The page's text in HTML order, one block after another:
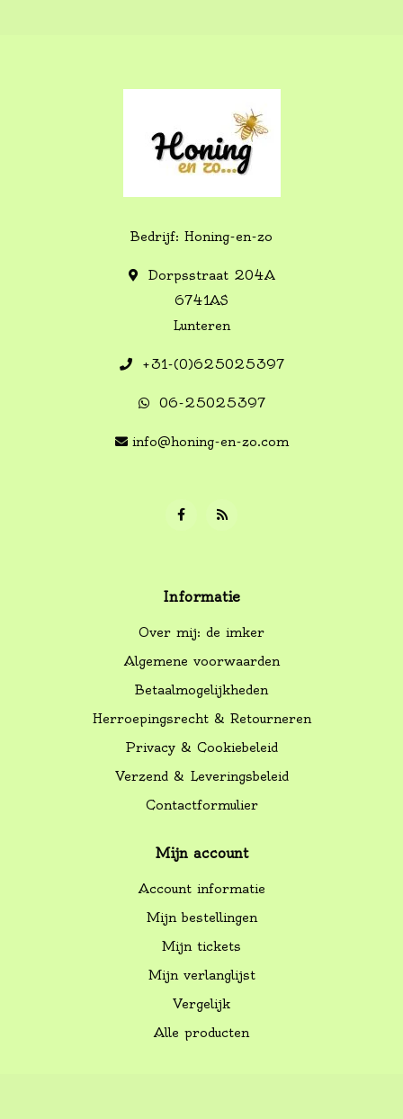
Bedrijf: Honing-en-zo
Dorpsstraat 204A
6741AS
Lunteren
+31-(0)625025397
06-25025397
info@honing-en-zo.com
Informatie
Over mij: de imker
Algemene voorwaarden
Betaalmogelijkheden
Herroepingsrecht & Retourneren
Privacy & Cookiebeleid
Verzend & Leveringsbeleid
Contactformulier
Mijn account
Account informatie
Mijn bestellingen
Mijn tickets
Mijn verlanglijst
Vergelijk
Alle producten